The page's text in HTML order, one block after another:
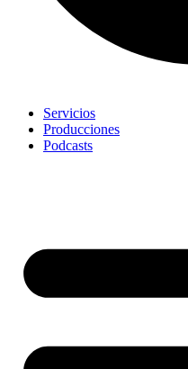
Servicios
Producciones
Podcasts